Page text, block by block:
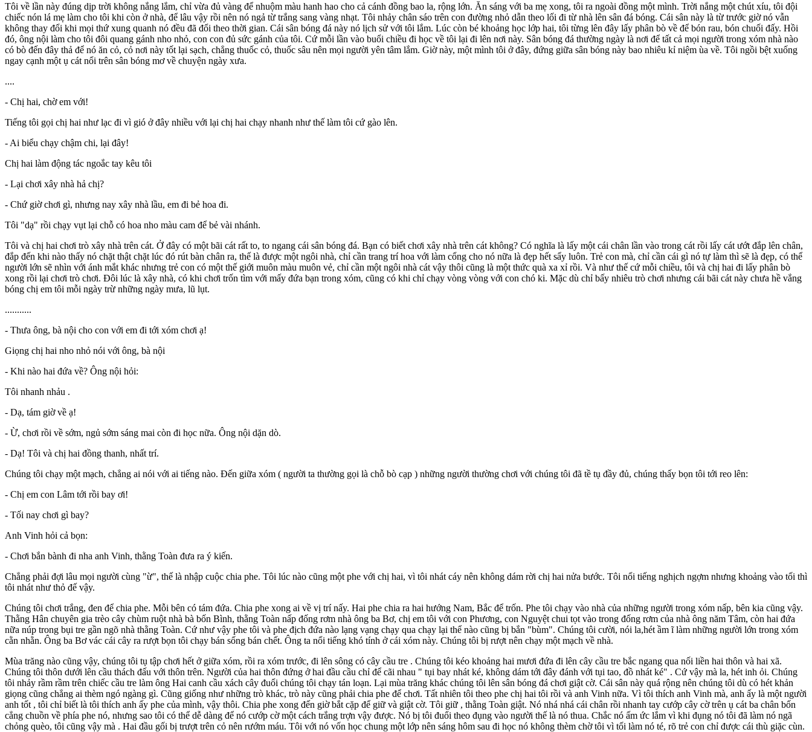
Tôi về lần này đúng dịp trời không nắng lắm, chỉ vừa đủ vàng để nhuộm màu hanh hao cho cả cánh đồng bao la, rộng lớn. Ăn sáng với ba mẹ xong, tôi ra ngoài đồng một mình. Trời nắng một chút xíu, tôi đội
chiếc nón lá mẹ làm cho tôi khi còn ở nhà, để lâu vậy rồi nên nó ngả từ trắng sang vàng nhạt. Tôi nhảy chân sáo trên con đường nhỏ dẫn theo lối đi từ nhà lên sân đá bóng. Cái sân này là từ trước giờ nó vẫn
không thay đổi khi mọi thứ xung quanh nó đều đã đổi theo thời gian. Cái sân bóng đá này nó lịch sử với tôi lắm. Lúc còn bé khoảng học lớp hai, tôi từng lên đây lấy phân bò về để bón rau, bón chuối đấy. Hồi
đó, ông nội làm cho tôi đôi quang gánh nho nhỏ, con con đủ sức gánh của tôi. Cứ mỗi lần vào buổi chiều đi học về tôi lại đi lên nơi này. Sân bóng đá thường ngày là nơi để tất cả mọi người trong xóm nhà nào
có bò đến đây thả để nó ăn cỏ, cỏ nơi này tốt lại sạch, chẳng thuốc cỏ, thuốc sâu nên mọi người yên tâm lắm. Giờ này, một mình tôi ở đây, đứng giữa sân bóng này bao nhiêu kỉ niệm ùa về. Tôi ngồi bệt xuống
ngay cạnh một ụ cát nổi trên sân bóng mơ về chuyện ngày xưa.
....
- Chị hai, chờ em với!
Tiếng tôi gọi chị hai như lạc đi vì gió ở đây nhiều với lại chị hai chạy nhanh như thế làm tôi cứ gào lên.
- Ai biểu chạy chậm chi, lại đây!
Chị hai làm động tác ngoắc tay kêu tôi
- Lại chơi xây nhà hả chị?
- Chứ giờ chơi gì, nhưng nay xây nhà lầu, em đi bẻ hoa đi.
Tôi "dạ" rồi chạy vụt lại chỗ có hoa nho màu cam để bẻ vài nhánh.
Tôi và chị hai chơi trò xây nhà trên cát. Ở đây có một bãi cát rất to, to ngang cái sân bóng đá. Bạn có biết chơi xây nhà trên cát không? Có nghĩa là lấy một cái chân lần vào trong cát rồi lấy cát ướt đắp lên chân,
đắp đến khi nào thấy nó chặt thật chặt lúc đó rút bàn chân ra, thế là được một ngôi nhà, chỉ cần trang trí hoa với làm cổng cho nó nữa là đẹp hết sẩy luôn. Trẻ con mà, chỉ cần cái gì nó tự làm thì sẽ là đẹp, có thể
người lớn sẽ nhìn với ánh mắt khác nhưng trẻ con có một thế giới muôn màu muôn vẻ, chỉ cần một ngôi nhà cát vậy thôi cũng là một thức quà xa xỉ rồi. Và như thế cứ mỗi chiều, tôi và chị hai đi lấy phân bò
xong rồi lại chơi trò chơi. Đôi lúc là xây nhà, có khi chơi trốn tìm với mấy đứa bạn trong xóm, cũng có khi chỉ chạy vòng vòng với con chó ki. Mặc dù chỉ bấy nhiêu trò chơi nhưng cái bãi cát này chưa hề vắng
bóng chị em tôi mỗi ngày trừ những ngày mưa, lũ lụt.
...........
- Thưa ông, bà nội cho con với em đi tới xóm chơi ạ!
Giọng chị hai nho nhỏ nói với ông, bà nội
- Khi nào hai đứa về? Ông nội hỏi:
Tôi nhanh nhảu .
- Dạ, tám giờ về ạ!
- Ừ, chơi rồi về sớm, ngủ sớm sáng mai còn đi học nữa. Ông nội dặn dò.
- Dạ! Tôi và chị hai đồng thanh, nhất trí.
Chúng tôi chạy một mạch, chẳng ai nói với ai tiếng nào. Đến giữa xóm ( người ta thường gọi là chỗ bò cạp ) những người thường chơi với chúng tôi đã tề tụ đầy đủ, chúng thấy bọn tôi tới reo lên:
- Chị em con Lâm tới rồi bay ơi!
- Tối nay chơi gì bay?
Anh Vinh hỏi cả bọn:
- Chơi bắn bành đi nha anh Vinh, thằng Toàn đưa ra ý kiến.
Chẳng phải đợi lâu mọi người cùng "ừ", thế là nhập cuộc chia phe. Tôi lúc nào cũng một phe với chị hai, vì tôi nhát cáy nên không dám rời chị hai nửa bước. Tôi nổi tiếng nghịch ngợm nhưng khoảng vào tối thì
tôi nhát như thỏ đế vậy.
Chúng tôi chơi trắng, đen để chia phe. Mỗi bên có tám đứa. Chia phe xong ai về vị trí nấy. Hai phe chia ra hai hướng Nam, Bắc để trốn. Phe tôi chạy vào nhà của những người trong xóm nấp, bên kia cũng vậy.
Thằng Hân chuyên gia trèo cây chùm ruột nhà bà bốn Bình, thằng Toàn nấp đống rơm nhà ông ba Bơ, chị em tôi với con Phương, con Nguyệt chui tọt vào trong đống rơm của nhà ông năm Tâm, còn hai đứa
nữa núp trong bụi tre gần ngõ nhà thằng Toàn. Cứ như vậy phe tôi và phe địch đứa nào lạng vạng chạy qua chạy lại thể nào cũng bị bắn "bùm". Chúng tôi cười, nói la,hét ầm ĩ làm những người lớn trong xóm
cằn nhằn. Ông ba Bơ vác cái cây ra rượt bọn tôi chạy bán sống bán chết. Ông ta nổi tiếng khó tính ở cái xóm này. Chúng tôi bị rượt nên chạy một mạch về nhà.
Mùa trăng nào cũng vậy, chúng tôi tụ tập chơi hết ở giữa xóm, rồi ra xóm trước, đi lên sông có cây cầu tre . Chúng tôi kéo khoảng hai mươi đứa đi lên cây cầu tre bắc ngang qua nối liền hai thôn và hai xã.
Chúng tôi thôn dưới lên cầu thách đấu với thôn trên. Người của hai thôn đứng ở hai đầu cầu chỉ để cãi nhau " tụi bay nhát ké, không dám tới đây đánh với tụi tao, đồ nhát ké" . Cứ vậy mà la, hét inh ỏi. Chúng
tôi nhảy rầm rầm trên chiếc cầu tre làm ông Hai canh cầu xách cây đuổi chúng tôi chạy tán loạn. Lại mùa trăng khác chúng tôi lên sân bóng đá chơi giật cờ. Cái sân này quá rộng nên chúng tôi dù có hét khản
giọng cũng chẳng ai thèm ngó ngàng gì. Cũng giống như những trò khác, trò này cũng phải chia phe để chơi. Tất nhiên tôi theo phe chị hai tôi rồi và anh Vinh nữa. Vì tôi thích anh Vinh mà, anh ấy là một người
anh tốt , tôi chỉ biết là tôi thích anh ấy phe của mình, vậy thôi. Chia phe xong đến giờ bắt cặp để giữ và giật cờ. Tôi giữ , thằng Toàn giật. Nó nhá nhá cái chân rồi nhanh tay cướp cây cờ trên ụ cát ba chân bốn
cẳng chuồn về phía phe nó, nhưng sao tôi có thể dễ dàng để nó cướp cờ một cách trắng trợn vậy được. Nó bị tôi đuổi theo đụng vào người thế là nó thua. Chắc nó ấm ức lắm vì khi đụng nó tôi đã làm nó ngã
chỏng quèo, tôi cũng vậy mà . Hai đầu gối bị trượt trên cỏ nên rướm máu. Tôi với nó vốn học chung một lớp nên sáng hôm sau đi học nó không thèm chờ tôi vì tối làm nó té, rõ trẻ con chỉ được cái thù giặc cùn.